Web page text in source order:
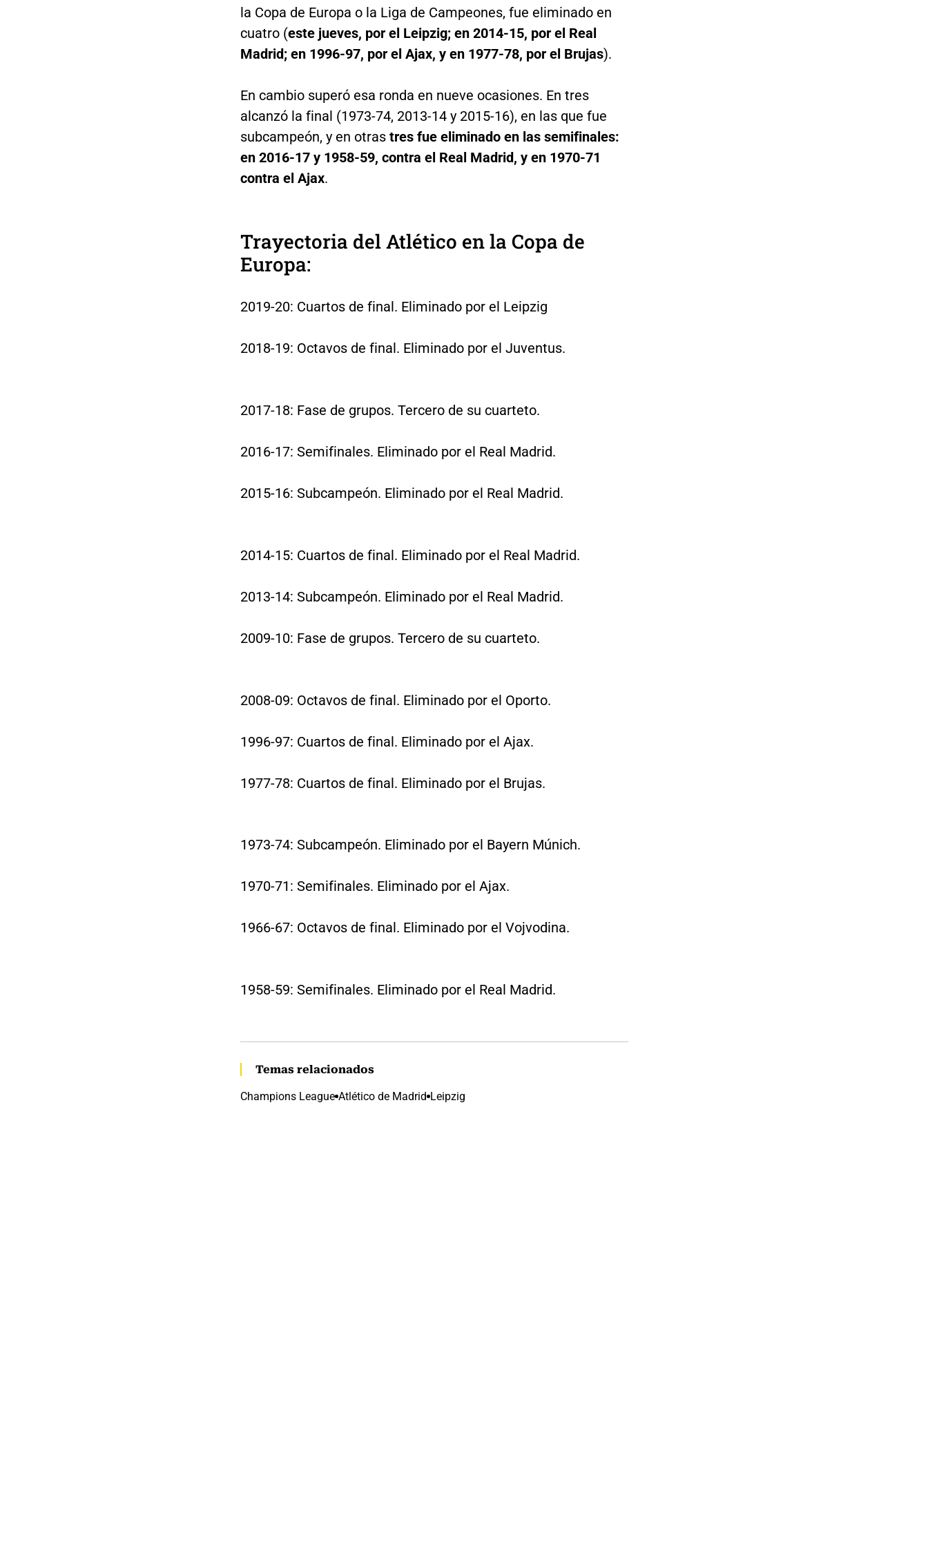
la Copa de Europa o la Liga de Campeones, fue eliminado en
cuatro (este jueves, por el Leipzig; en 2014-15, por el Real
Madrid; en 1996-97, por el Ajax, y en 1977-78, por el Brujas).
En cambio superó esa ronda en nueve ocasiones. En tres
alcanzó la final (1973-74, 2013-14 y 2015-16), en las que fue
subcampeón, y en otras tres fue eliminado en las semifinales:
en 2016-17 y 1958-59, contra el Real Madrid, y en 1970-71
contra el Ajax.
Trayectoria del Atlético en la Copa de
Europa:
2019-20: Cuartos de final. Eliminado por el Leipzig
2018-19: Octavos de final. Eliminado por el Juventus.
2017-18: Fase de grupos. Tercero de su cuarteto.
2016-17: Semifinales. Eliminado por el Real Madrid.
2015-16: Subcampeón. Eliminado por el Real Madrid.
2014-15: Cuartos de final. Eliminado por el Real Madrid.
2013-14: Subcampeón. Eliminado por el Real Madrid.
2009-10: Fase de grupos. Tercero de su cuarteto.
2008-09: Octavos de final. Eliminado por el Oporto.
1996-97: Cuartos de final. Eliminado por el Ajax.
1977-78: Cuartos de final. Eliminado por el Brujas.
1973-74: Subcampeón. Eliminado por el Bayern Múnich.
1970-71: Semifinales. Eliminado por el Ajax.
1966-67: Octavos de final. Eliminado por el Vojvodina.
1958-59: Semifinales. Eliminado por el Real Madrid.
Temas relacionados
Champions League Atlético de Madrid Leipzig